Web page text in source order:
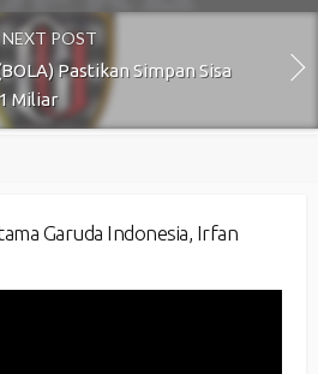
NEXT POST
Pastikan Simpan Sisa
Miliar
Garuda Indonesia, Irfan